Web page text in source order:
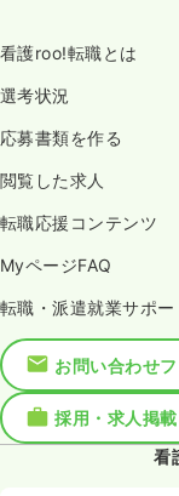
看護roo!転職とは
選考状況
応募書類を作る
閲覧した求人
転職応援コンテンツ
MyページFAQ
転職・派遣就業サポ
お問い合わせ
採用・求人掲
看